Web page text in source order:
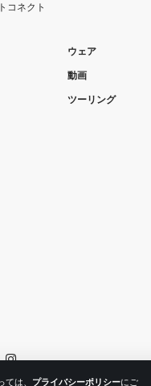
ては、 プライバシーポリシーにご
コネクト
ウェア
動画
ツーリング